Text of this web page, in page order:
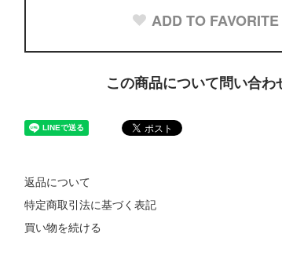
ADD TO FAVORITE
この商品について問い合わ
返品について
特定商取引法に基づく表記
買い物を続ける